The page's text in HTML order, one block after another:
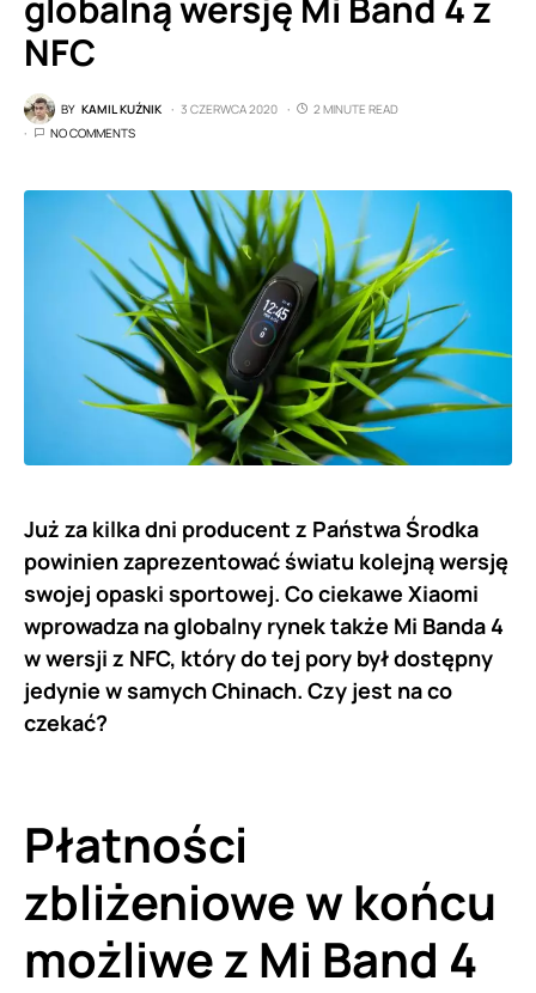
NFC
BY KAMIL KUŹNIK 3 CZERWCA 2020
2 MINUTE READ
NO COMMENTS
Już za kilka dni producent z Państwa Środka
powinien zaprezentować światu kolejną wersję
swojej opaski sportowej. Co ciekawe Xiaomi
wprowadza na globalny rynek także Mi Banda 4
w wersji z NFC, który do tej pory był dostępny
jedynie w samych Chinach. Czy jest na co
czekać?
Płatności
zbliżeniowe w końcu
możliwe z Mi Band 4